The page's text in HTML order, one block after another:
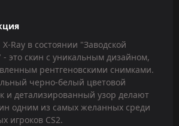
Ray в состоянии "Заводской
это скин с уникальным дизайном,
рентгеновскими снимками.
черно-белый цветовой
и детализированный узор делают
одним из самых желанных среди
игроков CS2.